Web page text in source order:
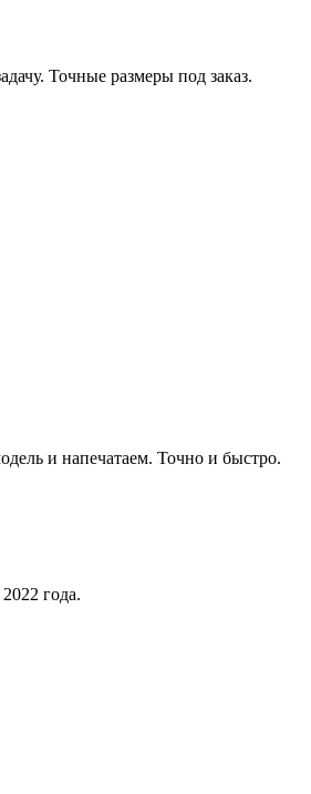
Точные размеры под заказ.
и напечатаем. Точно и быстро.
года.